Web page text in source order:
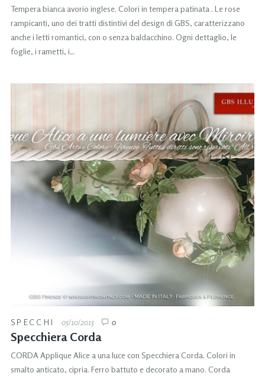
Tempera bianca avorio inglese. Colori in tempera patinata . Le rose
rampicanti, uno dei tratti distintivi del design di GBS, caratterizzano
anche i letti romantici, con o senza baldacchino. Ogni dettaglio, le
foglie, i rametti, i…
SPECCHI 05/10/2015 0
Specchiera Corda
CORDA Applique Alice a una luce con Specchiera Corda. Colori in
smalto anticato, cipria. Ferro battuto e decorato a mano. Corda